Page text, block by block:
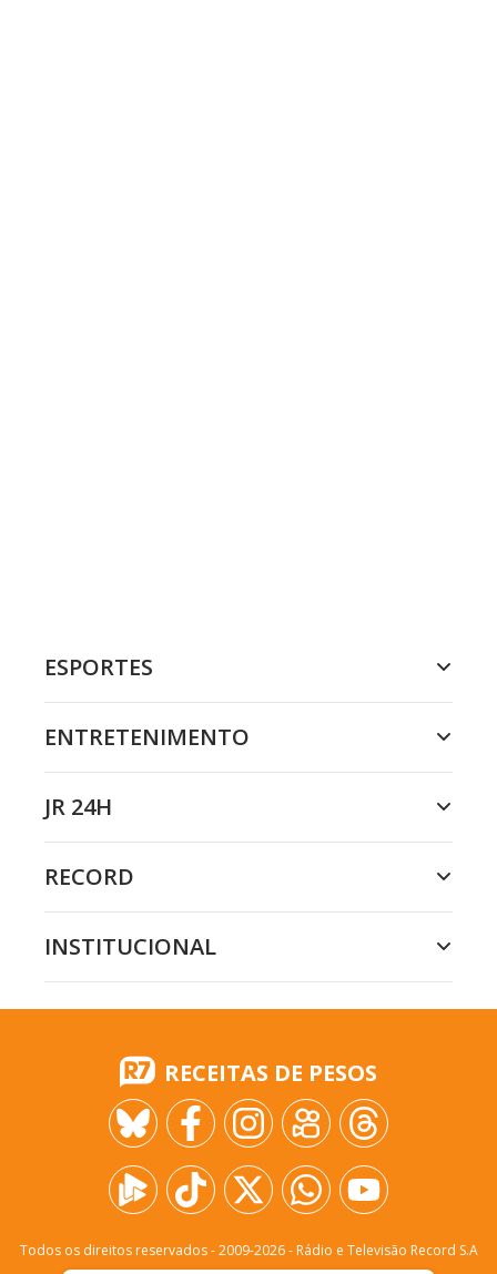
ESPORTES
ENTRETENIMENTO
JR 24H
RECORD
INSTITUCIONAL
RECEITAS DE PESOS
Todos os direitos reservados - 2009-2026- Rádio e Televisão Record S.A